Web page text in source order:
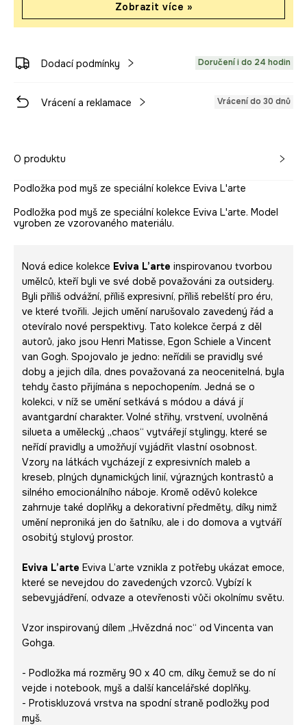
Zobrazit více »
Dodací podmínky Doručení i do 24 hodin
Vrácení a reklamace Vrácení do 30 dnů
O produktu
Podložka pod myš ze speciální kolekce Eviva L'arte
Podložka pod myš ze speciální kolekce Eviva L'arte. Model
vyroben ze vzorovaného materiálu.
Nová edice kolekce Eviva L’arte inspirovanou tvorbou
umělců, kteří byli ve své době považováni za outsidery.
Byli příliš odvážní, příliš expresivní, příliš rebelští pro éru,
ve které tvořili. Jejich umění narušovalo zavedený řád a
otevíralo nové perspektivy. Tato kolekce čerpá z děl
autorů, jako jsou Henri Matisse, Egon Schiele a Vincent
van Gogh. Spojovalo je jedno: neřídili se pravidly své
doby a jejich díla, dnes považovaná za neocenitelná, byla
tehdy často přijímána s nepochopením. Jedná se o
kolekci, v níž se umění setkává s módou a dává jí
avantgardní charakter. Volné střihy, vrstvení, uvolněná
silueta a umělecký „chaos“ vytvářejí stylingy, které se
neřídí pravidly a umožňují vyjádřit vlastní osobnost.
Vzory na látkách vycházejí z expresivních maleb a
kreseb, plných dynamických linií, výrazných kontrastů a
silného emocionálního náboje. Kromě oděvů kolekce
zahrnuje také doplňky a dekorativní předměty, díky nimž
umění neproniká jen do šatníku, ale i do domova a vytváří
osobitý stylový prostor.
Eviva L’arte Eviva L’arte vznikla z potřeby ukázat emoce,
které se nevejdou do zavedených vzorců. Vybízí k
sebevyjádření, odvaze a otevřenosti vůči okolnímu světu.
Vzor inspirovaný dílem „Hvězdná noc“ od Vincenta van
Gohga.
- Podložka má rozměry 90 x 40 cm, díky čemuž se do ní
vejde i notebook, myš a další kancelářské doplňky.
- Protiskluzová vrstva na spodní straně podložky pod
myš.